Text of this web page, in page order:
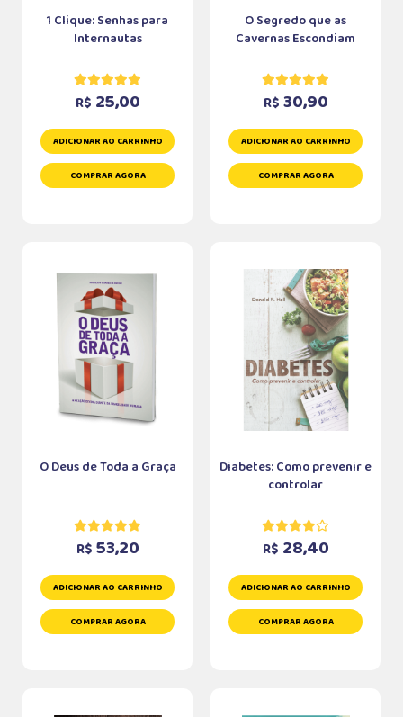
1 Clique: Senhas para
Internautas
R$ 25,00
ADICIONAR AO CARRINHO
COMPRAR AGORA
O Segredo que as
Cavernas Escondiam
R$ 30,90
ADICIONAR AO CARRINHO
COMPRAR AGORA
O Deus de Toda a Graça
R$ 53,20
ADICIONAR AO CARRINHO
COMPRAR AGORA
Diabetes: Como prevenir e
controlar
R$ 28,40
ADICIONAR AO CARRINHO
COMPRAR AGORA